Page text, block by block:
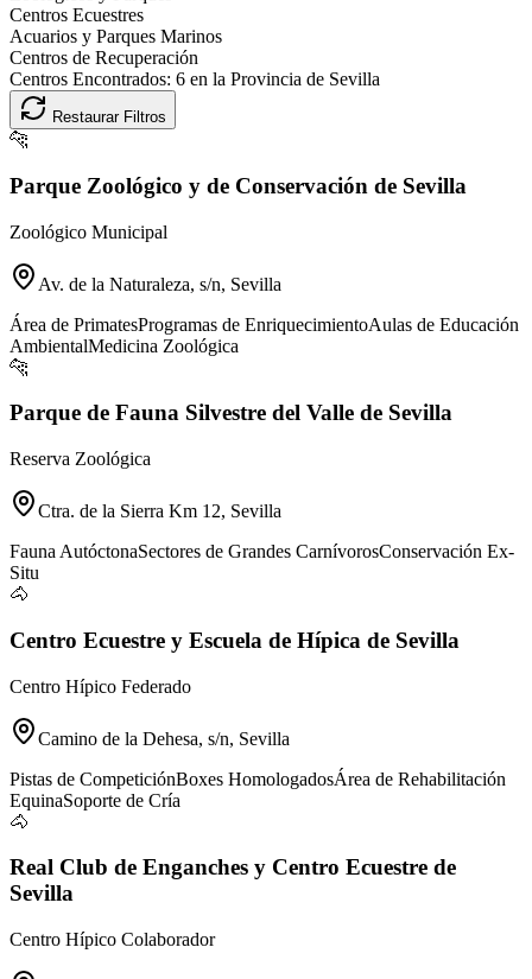
Centros Ecuestres
Acuarios y Parques Marinos
Centros de Recuperación
Centros Encontrados: 6 en la Provincia de Sevilla
Restaurar Filtros
🐆
Parque Zoológico y de Conservación de Sevilla
Zoológico Municipal
Av. de la Naturaleza, s/n, Sevilla
Área de PrimatesProgramas de EnriquecimientoAulas de Educación
AmbientalMedicina Zoológica
🐆
Parque de Fauna Silvestre del Valle de Sevilla
Reserva Zoológica
Ctra. de la Sierra Km 12, Sevilla
Fauna AutóctonaSectores de Grandes CarnívorosConservación Ex-
Situ
🐴
Centro Ecuestre y Escuela de Hípica de Sevilla
Centro Hípico Federado
Camino de la Dehesa, s/n, Sevilla
Pistas de CompeticiónBoxes HomologadosÁrea de Rehabilitación
EquinaSoporte de Cría
🐴
Real Club de Enganches y Centro Ecuestre de
Sevilla
Centro Hípico Colaborador